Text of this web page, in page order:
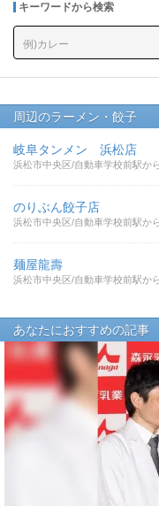
キーワードから検索
周辺のラーメン・餃子
岐阜タンメン 浜松店
浜松市中央区/自動車学校前駅か
のりぶん餃子店
浜松市中央区/自動車学校前駅か
麺屋龍壽
浜松市中央区/自動車学校前駅か
あなたにおすすめの記事